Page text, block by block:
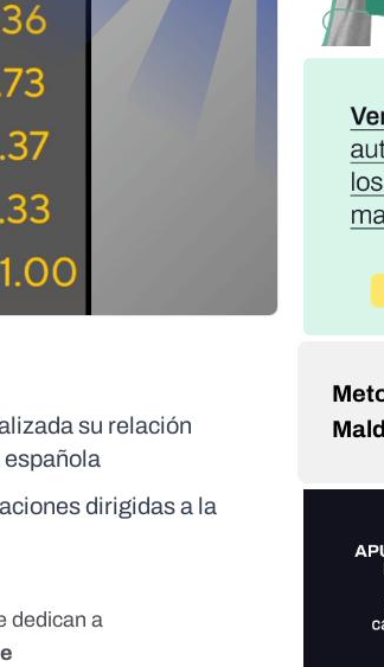
su relación
española
dirigidas a la
dedican a